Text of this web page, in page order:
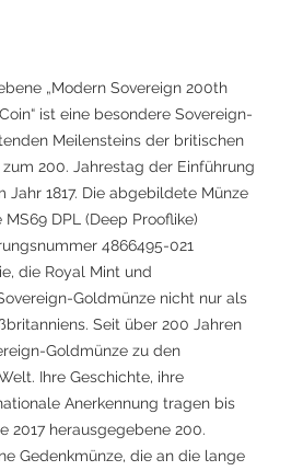
„Modern Sovereign 200th
ist eine besondere Sovereign-
Meilensteins der britischen
200. Jahrestag der Einführung
1817. Die abgebildete Münze
DPL (Deep Prooflike)
4866495-021
die Royal Mint und
Goldmünze nicht nur als
Seit über 200 Jahren
Goldmünze zu den
Ihre Geschichte, ihre
Anerkennung tragen bis
2017 herausgegebene 200.
Gedenkmünze, die an die lange